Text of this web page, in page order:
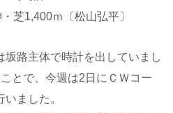
芝1,400ｍ〔松山弘平〕
路主体で時計を出していまし
とで、今週は2日にＣＷコー
ました。